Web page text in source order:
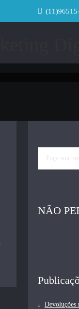
NÃO
Devoluções